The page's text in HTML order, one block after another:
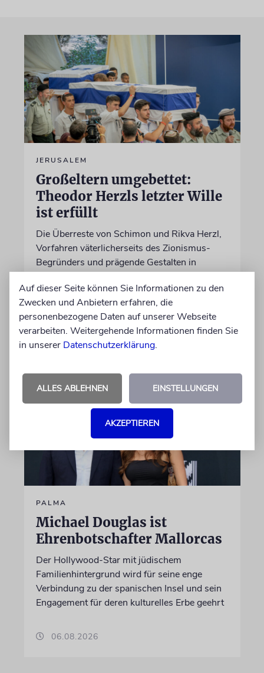
JERUSALEM
Großeltern umgebettet:
Theodor Herzls letzter Wille
ist erfüllt
Die Überreste von Schimon und Rikva Herzl,
Vorfahren väterlicherseits des Zionismus-
Begründers und prägende Gestalten in
nach Israel überführt und auf dem Herzlberg
beigesetzt
06.08.2026
PALMA
Michael Douglas ist
Ehrenbotschafter Mallorcas
Der Hollywood-Star mit jüdischem
Familienhintergrund wird für seine enge
Verbindung zu der spanischen Insel und sein
Engagement für deren kulturelles Erbe geehrt
06.08.2026
Auf dieser Seite können Sie Informationen zu den
Zwecken und Anbietern erfahren, die
personenbezogene Daten auf unserer Webseite
verarbeiten. Weitergehende Informationen finden Sie
in unserer Datenschutzerklärung.
ALLES ABLEHNEN EINSTELLUNGEN
AKZEPTIEREN